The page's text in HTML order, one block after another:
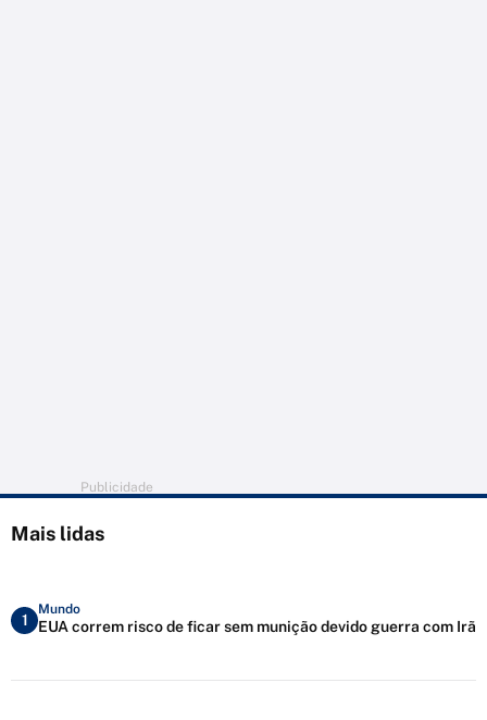
Publicidade
Mais lidas
1
Mundo
EUA correm risco de ficar sem munição devido guerra com Irã